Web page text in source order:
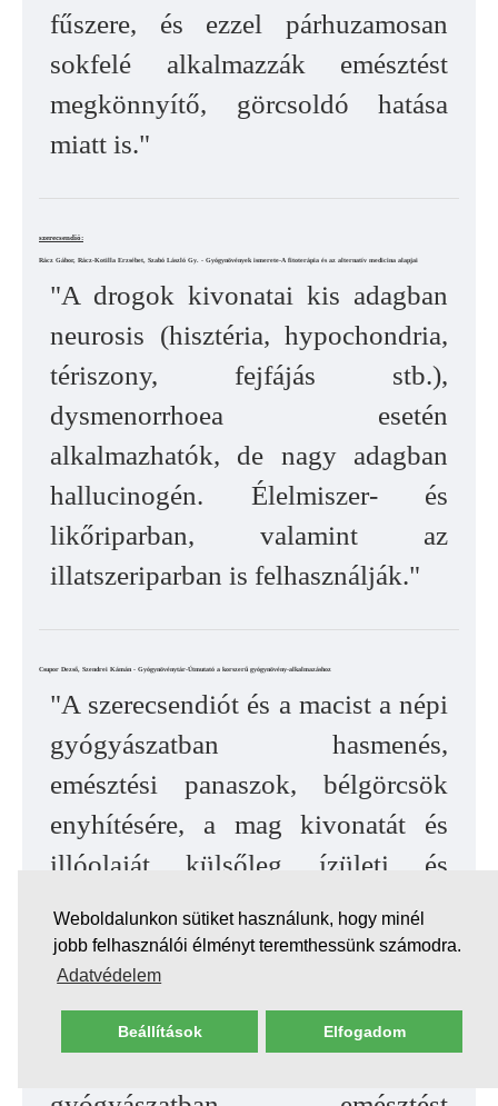
Weboldalunkon sütiket használunk, hogy minél
jobb felhasználói élményt teremthessünk számodra.
Adatvédelem
Beállítások Elfogadom
fűszere, és ezzel párhuzamosan
sokfelé alkalmazzák emésztést
megkönnyítő, görcsoldó hatása
miatt is."
szerecsendió:
Rácz Gábor, Rácz-Kotilla Erzsébet, Szabó László Gy. - Gyógynövények ismerete-A fitoterápia és az alternatív medicina alapjai
"A drogok kivonatai kis adagban
neurosis (hisztéria, hypochondria,
tériszony, fejfájás stb.),
dysmenorrhoea esetén
alkalmazhatók, de nagy adagban
hallucinogén. Élelmiszer- és
likőriparban, valamint az
illatszeriparban is felhasználják."
Csupor Dezső, Szendrei Kámán - Gyógynövénytár-Útmutató a korszerű gyógynövény-alkalmazáshoz
"A szerecsendiót és a macist a népi
gyógyászatban hasmenés,
emésztési panaszok, bélgörcsök
enyhítésére, a mag kivonatát és
illóolaját külsőleg ízületi és
neuralgiás fájdalmak csillapítására
használták. A magot a kínai
tradicionális medicina
sztomachikumként és hasmenés